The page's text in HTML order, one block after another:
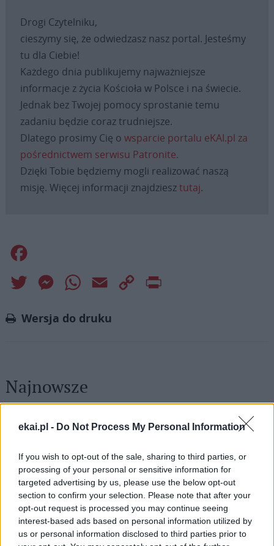
ekai.pl - Do Not Process My Personal Information
If you wish to opt-out of the sale, sharing to third parties, or
processing of your personal or sensitive information for
targeted advertising by us, please use the below opt-out
section to confirm your selection. Please note that after your
opt-out request is processed you may continue seeing
interest-based ads based on personal information utilized by
us or personal information disclosed to third parties prior to
Drogi Czytelniku,
cieszymy się, że odwiedzasz nasz portal. Jesteśmy
tu dla Ciebie!
Każdego dnia publikujemy najważniejsze
informacje z życia Kościoła w Polsce i na świecie.
Jednak bez Twojej pomocy sprostanie temu
zadaniu będzie coraz trudniejsze.
Dlatego prosimy Cię o wsparcie portalu eKAI.pl za
pośrednictwem serwisu Patronite.
Dzięki Tobie będziemy mogli realizować naszą
misję. Więcej informacji znajdziesztutaj.
Twitter MessengerWhatsApp
Email
Copy
Wersja do druku
Najnowsze
Kard. Timothy Radcliffe na odpuście u gdańskich dominikanów
08 sierpnia 2026 | 21:11
45 Kielecka Piesza Pielgrzymka na Jasną Górę
08 sierpnia 2026 | 21:07
Coca-Cola dyskryminuje Jezusa Króla?
08 sierpnia 2026 | 20:19